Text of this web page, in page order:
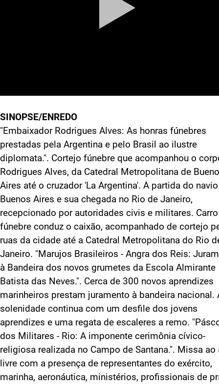
SINOPSE/ENREDO
"Embaixador Rodrigues Alves: As honras fúnebres
prestadas pela Argentina e pelo Brasil ao ilustre
diplomata.". Cortejo fúnebre que acompanhou o
Rodrigues Alves, da Catedral Metropolitana de
Aires até o cruzador 'La Argentina'. A partida do
Buenos Aires e sua chegada no Rio de Janeiro,
recepcionado por autoridades civis e militares. Carro
fúnebre conduz o caixão, acompanhado de cortejo
ruas da cidade até a Catedral Metropolitana do Rio
Janeiro. "Marujos Brasileiros - Angra dos Reis:
à Bandeira dos novos grumetes da Escola Almirante
Batista das Neves.". Cerca de 300 novos aprendizes
marinheiros prestam juramento à bandeira nacional.
solenidade continua com um desfile dos jovens
aprendizes e uma regata de escaleres a remo.
dos Militares - Rio: A imponente cerimônia cívico-
religiosa realizada no Campo de Santana.". Missa ao
livre com a presença de representantes do exército,
marinha, aeronáutica, ministérios, profissionais de